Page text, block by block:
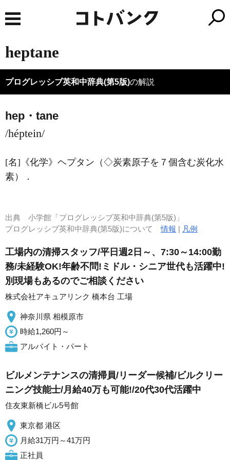
heptane
プログレッシブ英和中辞典(第5版)の解説
hep・tane
/héptein/
[名] 《化学》 ヘプタン（◇炭素原子を７個含む炭化水
素）
．
出典 小学館「プログレッシブ英和中辞典(第5版)」
プログレッシブ英和中辞典(第5版)について情報 | 凡例
工場内の清掃スタッフ/平日週2日～、7:30～14:00勤
務/未経験OK!年齢不問!ミドル・シニア世代も活躍中!
別現場もあるのでご相談ください
株式会社アキュアリンク 橋本台 工場
神奈川県 相模原市
時給1,260円～
アルバイト・パート
ビルメンテナンスの清掃員/リーダー候補/ビルクリー
ニング技能士/月給40万も可能!/20代30代活躍中
住友東新橋ビル5号館
東京都 港区
月給31万円～41万円
正社員